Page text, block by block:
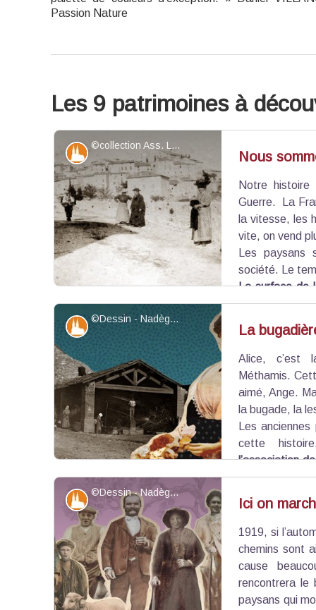
Passion Nature
Les 9 patrimoines à
©collection Ass. Les Badassiers
Voir l'image en plein écran
Patrimoine et histoire Nous
Notre
Guerre. La
la vitesse, les
vite, on vend
Les
société. Le
La surface de
ses profondeurs…
©Dessin - Nadège Poupaert / ©Laurence Veillard - PNRMV
Voir l'image en plein écran
Patrimoine et histoire La
Alice, c’est
Méthamis.
aimé, Ange.
la bugade, la
Les
cette
l’association
de passionnés qui s’est donné pour mission de
Les visages redessinés parNadège Poupaert
©Dessin - Nadège Poupaert / ©Laurence Veillard - PNRMV
Patrimoine et histoire Ici on
1919, si
chemins sont
cause
rencontrera le
paysans qui